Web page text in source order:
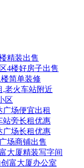
精装出售
4楼好房子出售
简单装修
,老火车站附近
区
广场便宜出租
站旁长租优惠
广场长租优惠
场商铺出售
大厦精装写字间
富大厦办公室